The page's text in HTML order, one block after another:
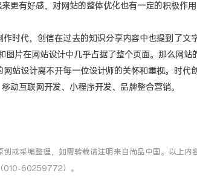
更有好感，对网站的整体优化也有一定的积极作用
代，创信在过去的知识分享内容中也提到了文
图片在网站设计中几乎占据了整个页面。那么网站
设计离不开每一位设计师的关怀和重视。时代
动互联网开发、小程序开发、品牌整合营销。
或采编整理，如需转载请注明来自尚品中国。以上内
010-60259772）。